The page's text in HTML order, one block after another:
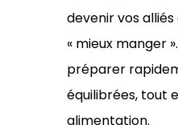
devenir vos
« mieux manger
préparer
équilibrées, tout
alimentation.